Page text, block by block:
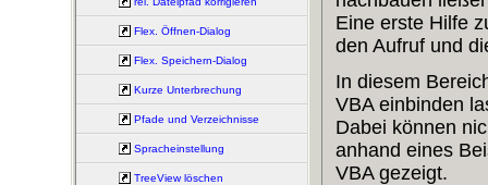
Flex. Öffnen-Dialog
Flex. Speichern-Dialog
Kurze Unterbrechung
Pfade und Verzeichnisse
Spracheinstellung
TreeView löschen
Eine erste Hilfe
den Aufruf und
In diesem
VBA einbinden
Dabei können
anhand eines
VBA gezeigt.